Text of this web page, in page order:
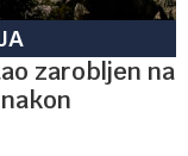
zarobljen na